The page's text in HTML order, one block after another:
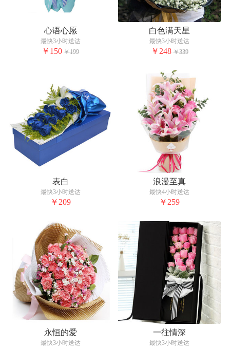
心语心愿
最快3小时送达
￥150 ￥199
白色满天星
最快3小时送达
￥248 ￥339
表白
最快3小时送达
￥209
浪漫至真
最快4小时送达
￥259
永恒的爱
最快3小时送达
一往情深
最快3小时送达